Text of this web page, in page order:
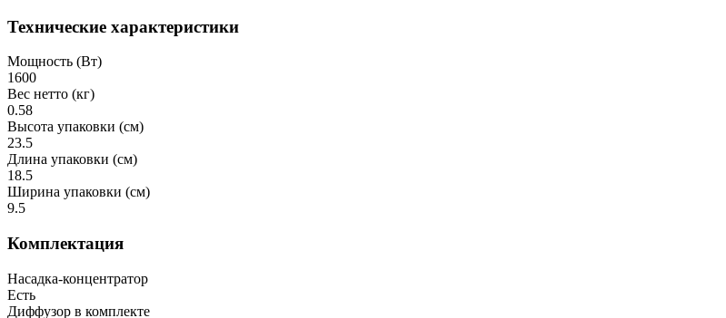
Технические характеристики
Мощность (Вт)
1600
Вес нетто (кг)
0.58
Высота упаковки (см)
23.5
Длина упаковки (см)
18.5
Ширина упаковки (см)
9.5
Комплектация
Насадка-концентратор
Есть
Диффузор в комплекте